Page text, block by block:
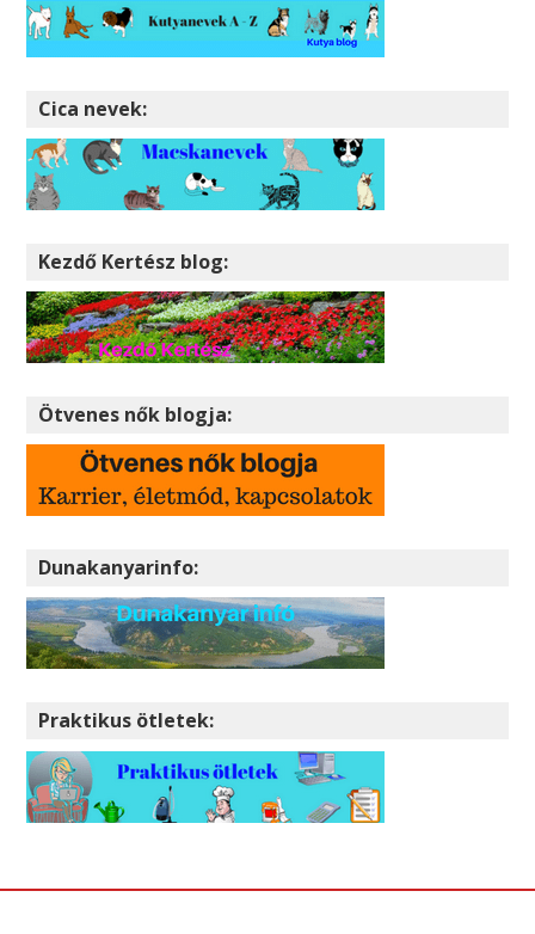
Cica nevek:
Kezdő Kertész blog:
Ötvenes nők blogja:
Dunakanyarinfo:
Praktikus ötletek: